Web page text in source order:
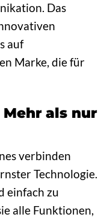
Das
auf
Marke, die für
als nur
verbinden
Technologie.
einfach zu
alle Funktionen,